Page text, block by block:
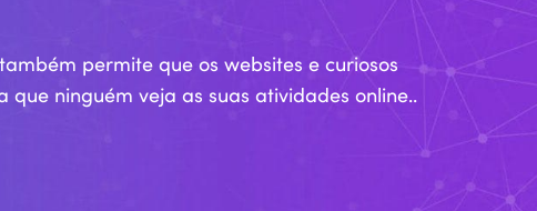
permite que os websites e curiosos
ninguém veja as suas atividades online..